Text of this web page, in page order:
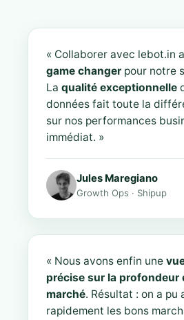
« Collaborer avec lebot.in
game changer pour notre
La qualité exceptionnelle
données fait toute la
sur nos performances
immédiat. »
Jules Maregiano
Growth Ops · Shipup
« Nous avons enfin une
précise sur la profondeur
marché. Résultat : on a pu
rapidement les bons